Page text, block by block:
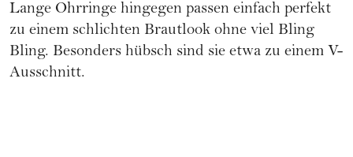
Lange Ohrringe hingegen passen einfach perfekt
zu einem schlichten Brautlook ohne viel Bling
Bling. Besonders hübsch sind sie etwa zu einem V-
Ausschnitt.